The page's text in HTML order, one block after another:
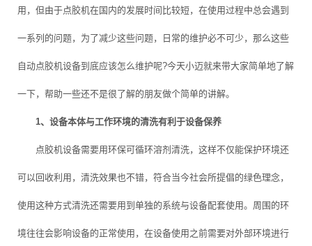
用，但由于点胶机在国内的发展时间比较短，在使用过程中总会遇到
一系列的问题，为了减少这些问题，日常的维护必不可少，那么这些
自动点胶机设备到底应该怎么维护呢?今天小迈就来带大家简单地了解
一下，帮助一些还不是很了解的朋友做个简单的讲解。
1、设备本体与工作环境的清洗有利于设备保养
点胶机设备需要用环保可循环溶剂清洗，这样不仅能保护环境还
可以回收利用，清洗效果也不错，符合当今社会所提倡的绿色理念，
使用这种方式清洗还需要用到单独的系统与设备配套使用。周围的环
境往往会影响设备的正常使用，在设备使用之前需要对外部环境进行